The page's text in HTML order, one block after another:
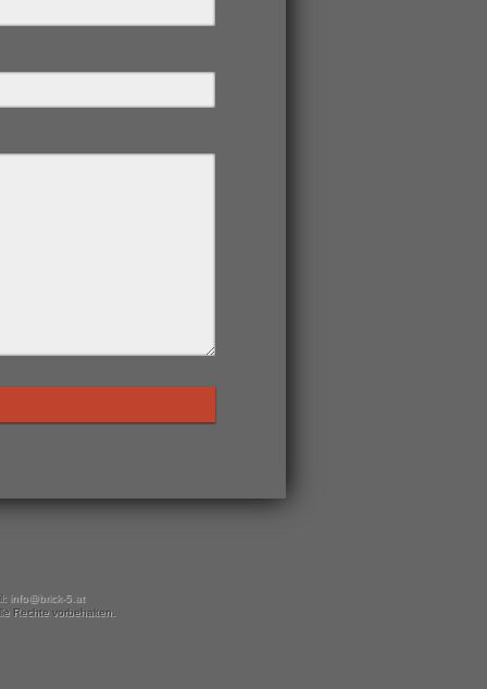
info@brick-5.at
Rechte vorbehalten.